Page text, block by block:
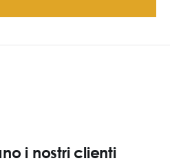
i nostri clienti